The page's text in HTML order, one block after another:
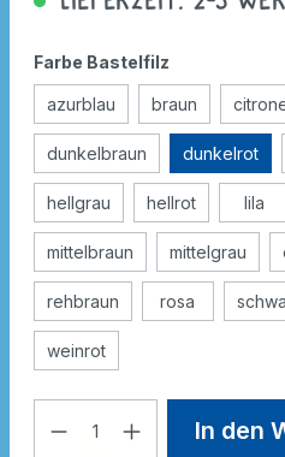
Farbe Bastelfilz
azurblau braun
dunkelbraun dunkelrot
hellgrau hellrot lila
mittelbraun mittelgrau
rehbraun rosa
weinrot
In den